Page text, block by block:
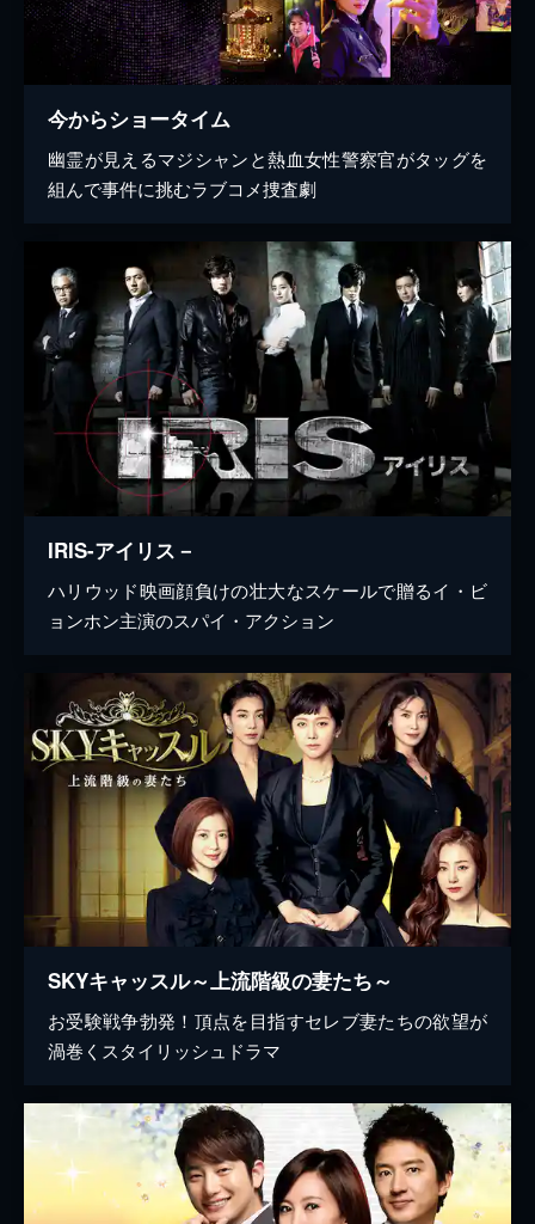
今からショータイム
幽霊が見えるマジシャンと熱血女性警察官がタッグを
組んで事件に挑むラブコメ捜査劇
IRIS-アイリス－
ハリウッド映画顔負けの壮大なスケールで贈るイ・ビ
ョンホン主演のスパイ・アクション
SKYキャッスル～上流階級の妻たち～
お受験戦争勃発！頂点を目指すセレブ妻たちの欲望が
渦巻くスタイリッシュドラマ